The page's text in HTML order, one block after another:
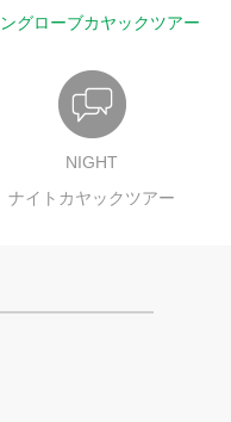
グローブカヤックツアー
NIGHT
ナイトカヤックツアー